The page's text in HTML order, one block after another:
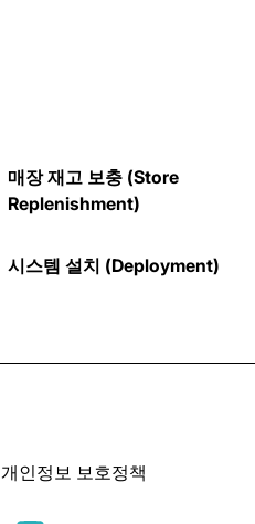
매장 재고 보충 (Store
Replenishment)
시스템 설치 (Deployment)
개인정보 보호정책